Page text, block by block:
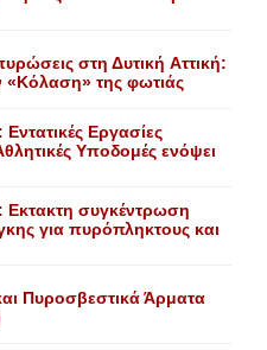
στη Δυτική Aττική:
«Kόλαση» της φωτιάς
Eργασίες
Yποδομές ενόψει
συγκέντρωση
για πυρόπληκτους και
Πυροσβεστικά Άρματα